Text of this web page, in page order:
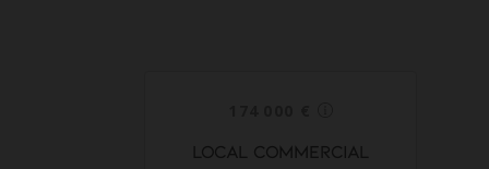
LOCAL COMMERCIAL